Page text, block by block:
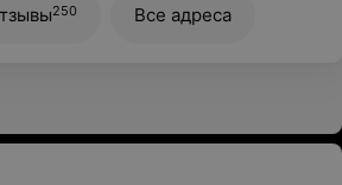
250 Все адреса